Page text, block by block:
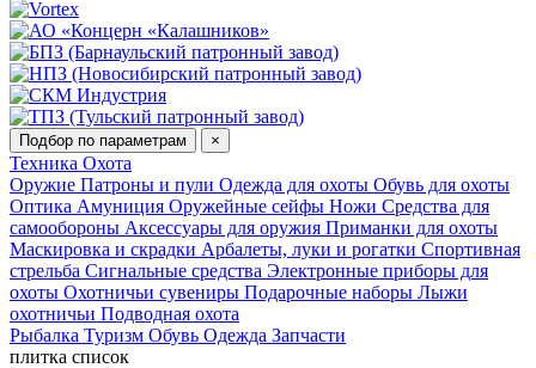
Подбор по параметрам ×
Техника Охота
Оружие Патроны и пули Одежда для охоты Обувь для охоты
Оптика Амуниция Оружейные сейфы Ножи Средства для
самообороны Аксессуары для оружия Приманки для охоты
Маскировка и скрадки Арбалеты, луки и рогатки Спортивная
стрельба Сигнальные средства Электронные приборы для
охоты Охотничьи сувениры Подарочные наборы Лыжи
охотничьи Подводная охота
Рыбалка Туризм Обувь Одежда Запчасти
плитка список